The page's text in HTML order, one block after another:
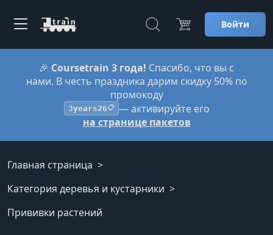
Войти
🎉 Coursetrain 3 года! Спасибо, что вы с
нами. В честь праздника дарим скидку 50% по
промокоду
3years26📋 — активируйте его
на странице пакетов
Главная страница
Категория деревья и кустарники
Прививки растений